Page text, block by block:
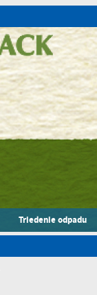
Triedenie odpadu